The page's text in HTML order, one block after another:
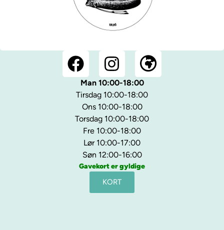
Man 10:00-18:00
Tirsdag 10:00-18:00
Ons 10:00-18:00
Torsdag 10:00-18:00
Fre 10:00-18:00
Lør 10:00-17:00
Søn 12:00-16:00
Gavekort er gyldige
KORT